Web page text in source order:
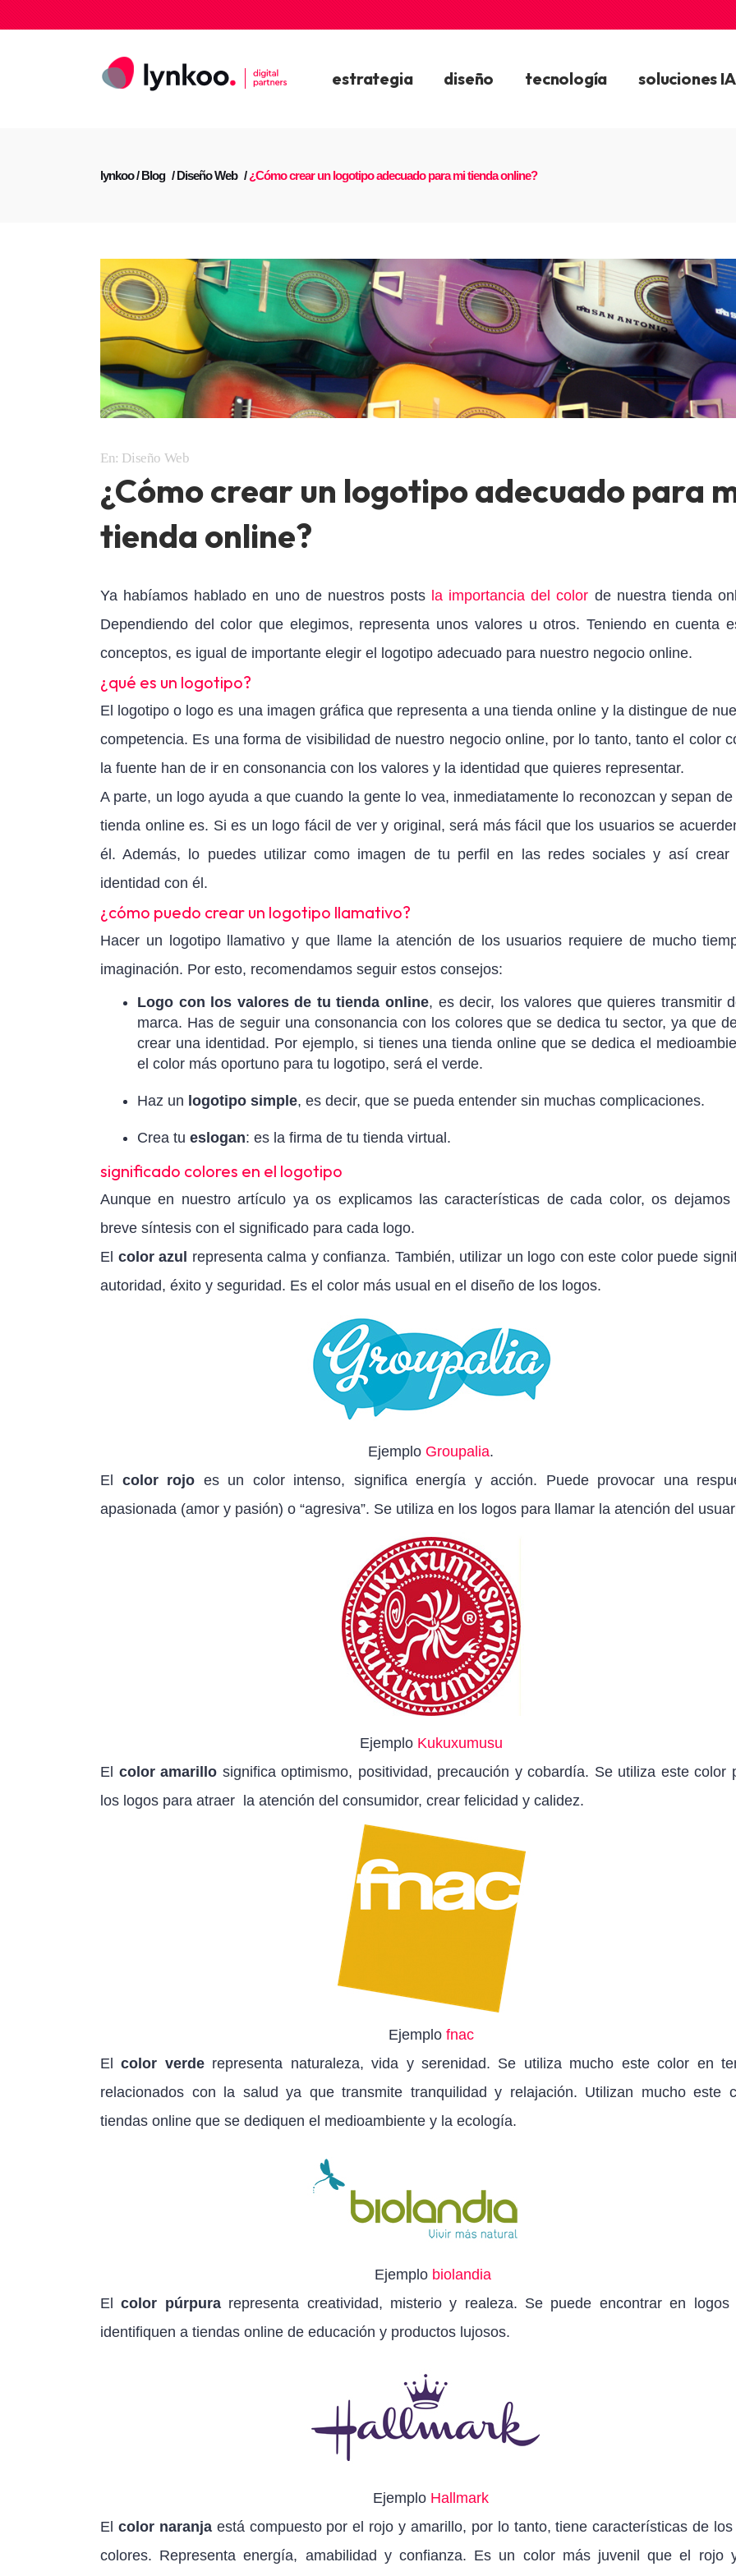
estrategia diseño tecnología soluciones IA
lynkoo/Blog /Diseño Web /¿Cómo crear un logotipo adecuado para mi tienda online?
En: Diseño Web
¿Cómo crear un logotipo adecuado para
tienda online?
Ya habíamos hablado en uno de nuestros posts la importancia del color de nuestra tienda
Dependiendo del color que elegimos, representa unos valores u otros. Teniendo en cuenta
conceptos, es igual de importante elegir el logotipo adecuado para nuestro negocio online.
¿qué es un logotipo?
El logotipo o logo es una imagen gráfica que representa a una tienda online y la distingue de
competencia. Es una forma de visibilidad de nuestro negocio online, por lo tanto, tanto el color
la fuente han de ir en consonancia con los valores y la identidad que quieres representar.
A parte, un logo ayuda a que cuando la gente lo vea, inmediatamente lo reconozcan y sepan de
tienda online es. Si es un logo fácil de ver y original, será más fácil que los usuarios se
él. Además, lo puedes utilizar como imagen de tu perfil en las redes sociales y así crear
identidad con él.
¿cómo puedo crear un logotipo llamativo?
Hacer un logotipo llamativo y que llame la atención de los usuarios requiere de mucho
imaginación. Por esto, recomendamos seguir estos consejos:
Logo con los valores de tu tienda online, es decir, los valores que quieres transmitir
marca. Has de seguir una consonancia con los colores que se dedica tu sector, ya que
crear una identidad. Por ejemplo, si tienes una tienda online que se dedica el
el color más oportuno para tu logotipo, será el verde.
Haz un logotipo simple, es decir, que se pueda entender sin muchas complicaciones.
Crea tu eslogan: es la firma de tu tienda virtual.
significado colores en el logotipo
Aunque en nuestro artículo ya os explicamos las características de cada color, os dejamos
breve síntesis con el significado para cada logo.
El color azul representa calma y confianza. También, utilizar un logo con este color puede
autoridad, éxito y seguridad. Es el color más usual en el diseño de los logos.
Ejemplo Groupalia.
El color rojo es un color intenso, significa energía y acción. Puede provocar una
apasionada (amor y pasión) o “agresiva”. Se utiliza en los logos para llamar la atención del
Ejemplo Kukuxumusu
El color amarillo significa optimismo, positividad, precaución y cobardía. Se utiliza este color
los logos para atraer la atención del consumidor, crear felicidad y calidez.
Ejemplo fnac
Elcolor verderepresenta naturaleza, vida y serenidad. Se utiliza mucho este color en
relacionados con la salud ya que transmite tranquilidad y relajación. Utilizan mucho este
tiendas online que se dediquen el medioambiente y la ecología.
Ejemplo biolandia
Elcolor púrpurarepresenta creatividad, misterio y realeza. Se puede encontrar en logos
identifiquen a tiendas online de educación y productos lujosos.
Ejemplo Hallmark
El color naranjaestá compuesto por el rojo y amarillo, por lo tanto, tiene características de los
colores. Representa energía, amabilidad y confianza. Es un color más juvenil que el rojo